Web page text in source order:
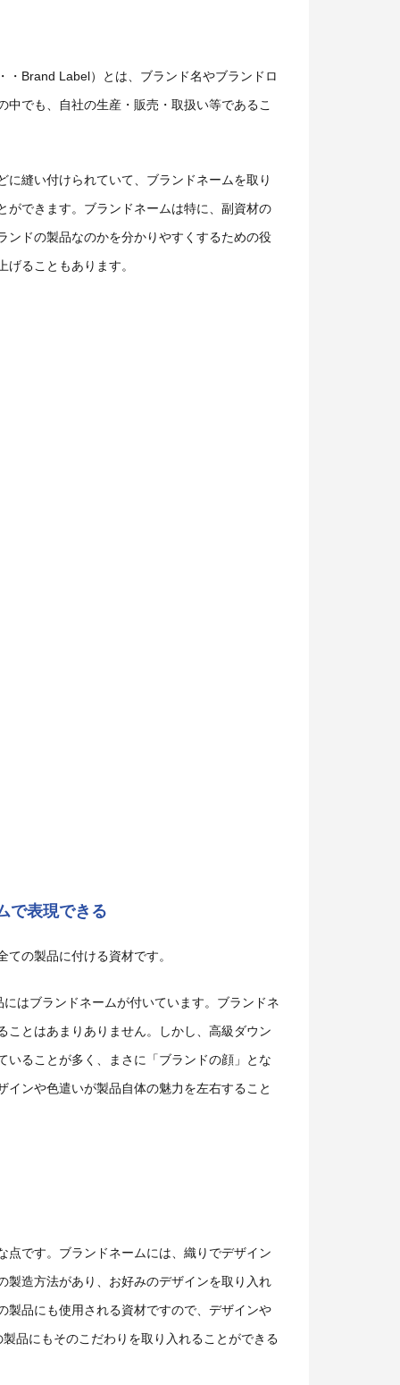
・Brand Label）とは、ブランド名やブランドロ
でも、自社の生産・販売・取扱い等であるこ
縫い付けられていて、ブランドネームを取り
ができます。ブランドネームは特に、副資材の
ンドの製品なのかを分かりやすくするための役
ることもあります。
で表現できる
の製品に付ける資材です。
はブランドネームが付いています。ブランドネ
とはあまりありません。しかし、高級ダウン
ることが多く、まさに「ブランドの顔」とな
ンや色遣いが製品自体の魅力を左右すること
です。ブランドネームには、織りでデザイン
製造方法があり、お好みのデザインを取り入れ
製品にも使用される資材ですので、デザインや
品にもそのこだわりを取り入れることができる